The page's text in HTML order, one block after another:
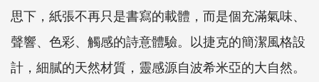
思下，紙張不再只是書寫的載體，而是個充滿氣味、
聲響、色彩、觸感的詩意體驗。以捷克的簡潔風格設
計，細膩的天然材質，靈感源自波希米亞的大自然。